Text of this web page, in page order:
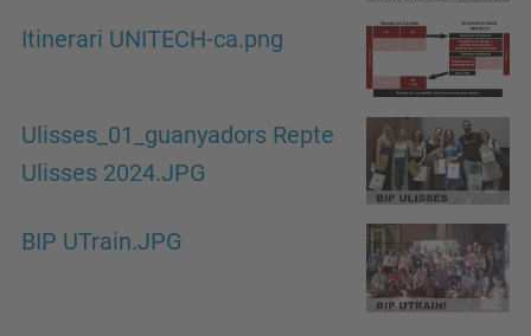
Itinerari UNITECH-ca.png
Ulisses_01_guanyadors Repte
Ulisses 2024.JPG
BIP UTrain.JPG